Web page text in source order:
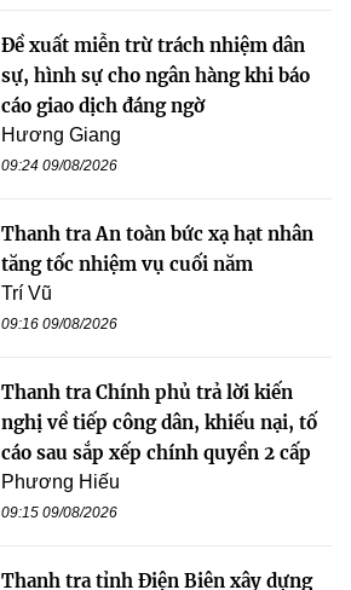
Đề xuất miễn trừ trách nhiệm dân
sự, hình sự cho ngân hàng khi báo
cáo giao dịch đáng ngờ
Hương Giang
09:24 09/08/2026
Thanh tra An toàn bức xạ hạt nhân
tăng tốc nhiệm vụ cuối năm
Trí Vũ
09:16 09/08/2026
Thanh tra Chính phủ trả lời kiến
nghị về tiếp công dân, khiếu nại, tố
cáo sau sắp xếp chính quyền 2 cấp
Phương Hiếu
09:15 09/08/2026
Thanh tra tỉnh Điện Biên xây dựng